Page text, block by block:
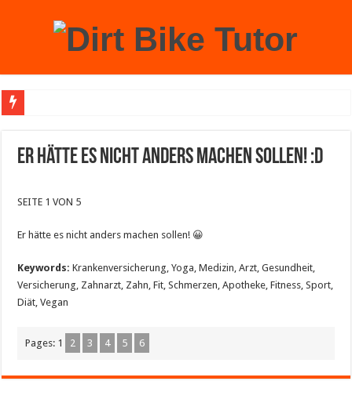
Er hätte es nicht anders machen sollen! :D
SEITE 1 VON 5
Er hätte es nicht anders machen sollen! 😀
Keywords: Krankenversicherung, Yoga, Medizin, Arzt, Gesundheit,
Versicherung, Zahnarzt, Zahn, Fit, Schmerzen, Apotheke, Fitness, Sport,
Diät, Vegan
Pages: 1 2 3 4 5 6